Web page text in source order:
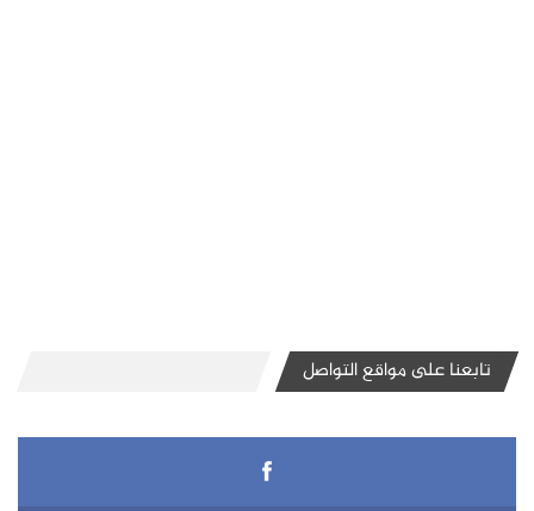
تابعنا على مواقع التواصل